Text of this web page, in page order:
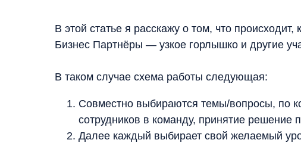
В этой статье я расскажу о том, что
Бизнес Партнёры — узкое горлышко и другие
В таком случае схема работы следующая:
Совместно выбираются темы/вопросы, по
сотрудников в команду, принятие решение
Далее каждый выбирает свой желаемый